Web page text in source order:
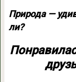
Природа —
ли?